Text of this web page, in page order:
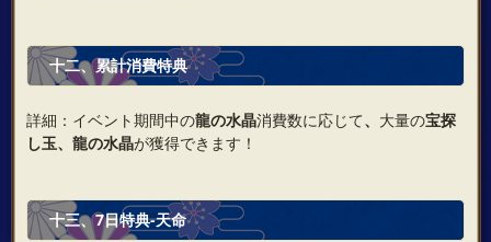
十二、累計消費特典
詳細：イベント期間中の龍の水晶消費数に応じて、 大量の宝探
し玉、 龍の水晶が獲得できます！
十三、7日特典‐天命